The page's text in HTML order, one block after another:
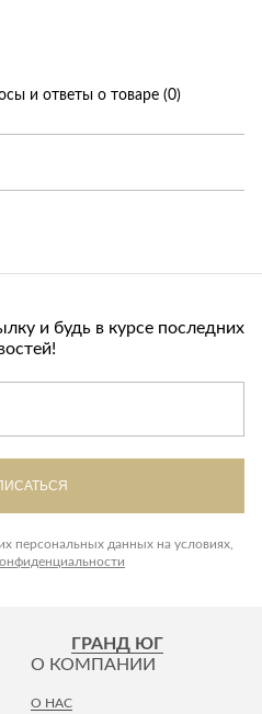
и ответы о товаре (0)
и будь в курсе последних
персональных данных на условиях,
ГРАНД ЮГ
О КОМПАНИИ
О НАС